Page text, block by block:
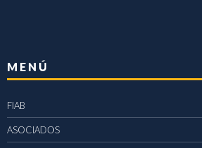
MENÚ
FIAB
ASOCIADOS